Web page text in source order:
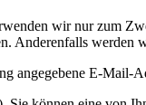
wir nur zum
Anderenfalls werden
angegebene E-Mail-